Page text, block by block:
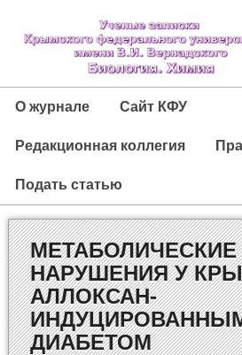
О журнале Сайт КФУ
Редакционная коллегия
Подать статью
МЕТАБОЛИЧЕСКИЕ
НАРУШЕНИЯ У
АЛЛОКСАН-
ДИАБЕТОМ